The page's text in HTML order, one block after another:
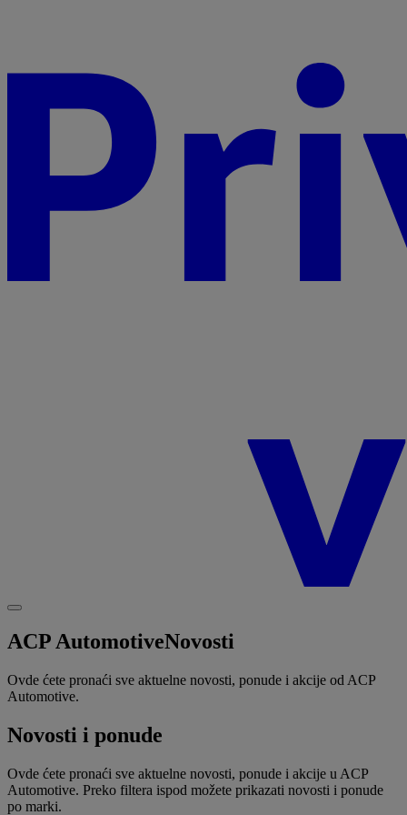
ACP AutomotiveNovosti
Ovde ćete pronaći sve aktuelne novosti, ponude i akcije od ACP
Automotive.
Novosti i ponude
Ovde ćete pronaći sve aktuelne novosti, ponude i akcije u ACP
Automotive. Preko filtera ispod možete prikazati novosti i ponude
po marki.